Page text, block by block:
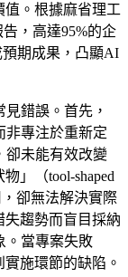
值。根據麻省理工
，高達95%的企
期成果，凸顯AI
錯誤。首先，
非專注於重新定
卻未能有效改變
」（tool-shaped
卻無法解決實際
失趨勢而盲目採納
。當專案失敗
施環節的缺陷。